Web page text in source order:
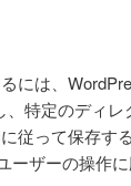
には、
特定のディレ
従って保存す
ーザーの操作